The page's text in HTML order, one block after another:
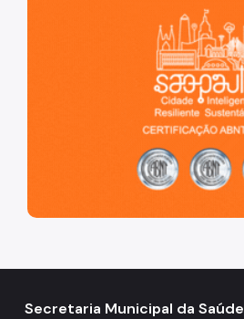
Secretaria Municipal da Saúde